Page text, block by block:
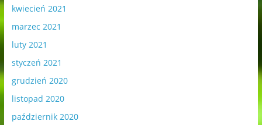
kwiecień 2021
marzec 2021
luty 2021
styczeń 2021
grudzień 2020
listopad 2020
październik 2020